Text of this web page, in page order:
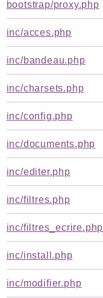
Pipeline
Sql
Texte
Update
Application
Exec
Exif
Reports
Deprecated
Errors
bootstrap/proxy.php
inc/acces.php
inc/bandeau.php
inc/charsets.php
inc/config.php
inc/documents.php
inc/editer.php
inc/filtres.php
inc/filtres_ecrire.php
inc/install.php
inc/modifier.php